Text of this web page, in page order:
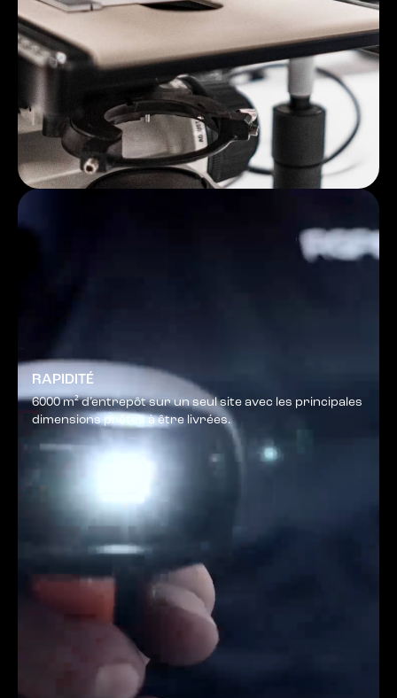
RAPIDITÉ
6000 m² d’entrepôt sur un seul site avec les principales
dimensions prêtes à être livrées.